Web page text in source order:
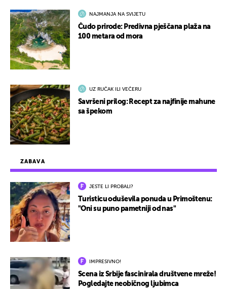
ZABAVA
JESTE LI PROBALI?
Turisticu oduševila ponuda u Primoštenu:
"Oni su puno pametniji od nas"
IMPRESIVNO!
Scena iz Srbije fascinirala društvene mreže!
Pogledajte neobičnog ljubimca
NAJMANJA NA SVIJETU
Čudo prirode: Predivna pješčana plaža na
100 metara od mora
UZ RUČAK ILI VEČERU
Savršeni prilog: Recept za najfinije mahune
sa špekom